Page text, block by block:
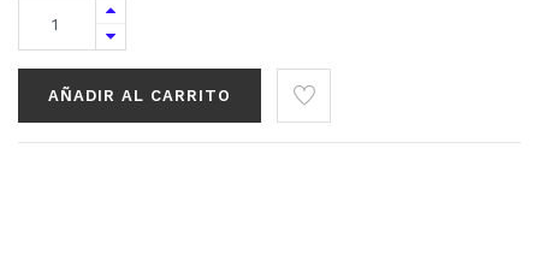
AÑADIR AL CARRITO